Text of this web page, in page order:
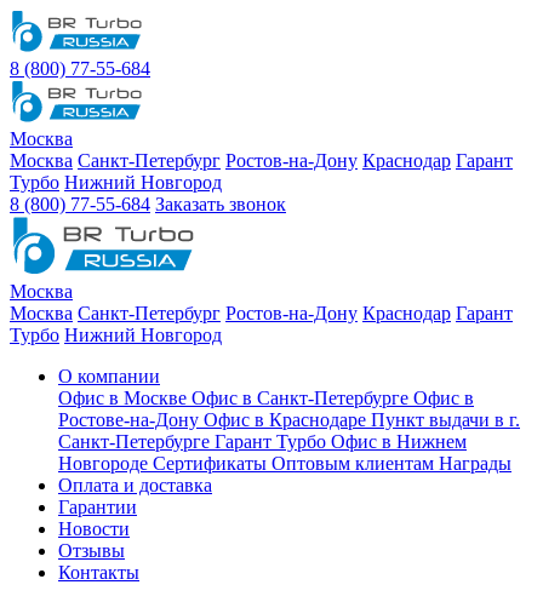
8 (800) 77-55-684
Москва
Москва Санкт-Петербург Ростов-на-Дону Краснодар Гарант
Турбо Нижний Новгород
8 (800) 77-55-684 Заказать звонок
Москва
Москва Санкт-Петербург Ростов-на-Дону Краснодар Гарант
Турбо Нижний Новгород
О компании
Офис в Москве Офис в Санкт-Петербурге Офис в
Ростове-на-Дону Офис в Краснодаре Пункт выдачи в г.
Санкт-Петербурге Гарант Турбо Офис в Нижнем
Новгороде Сертификаты Оптовым клиентам Награды
Оплата и доставка
Гарантии
Новости
Отзывы
Контакты